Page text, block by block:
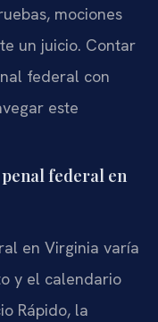
mociones
un juicio. Contar
federal con
este
federal en
en Virginia varía
y el calendario
Rápido, la